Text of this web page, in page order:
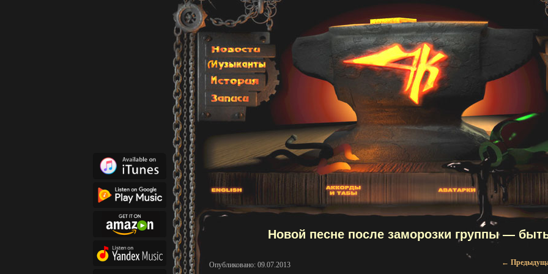
Новой песне после заморозки группы —
←
Опубликовано: 09.07.2013